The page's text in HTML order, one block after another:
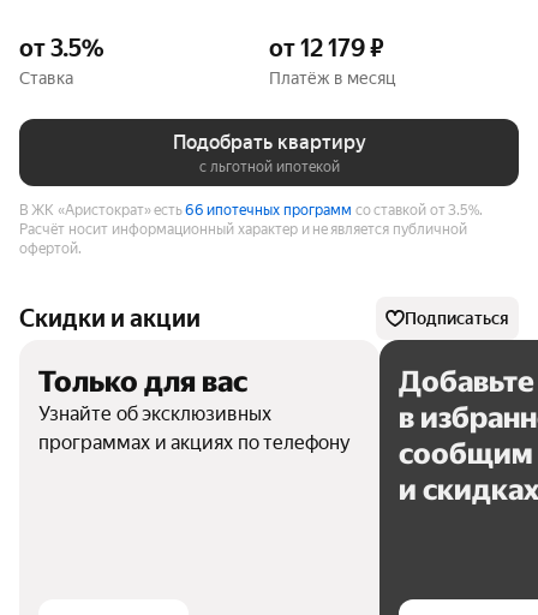
от 3.5%
Ставка
от 12 179 ₽
Платёж в месяц
Подобрать квартиру
с льготной ипотекой
В ЖК «Аристократ» есть66 ипотечных программ со ставкой от 3.5%.
Расчёт носит информационный характер и не является публичной
офертой.
Скидки и акции Подписаться
Только для вас
Узнайте об эксклюзивных
программах и акциях по телефону
Добавьте
в
сообщим
и скидках